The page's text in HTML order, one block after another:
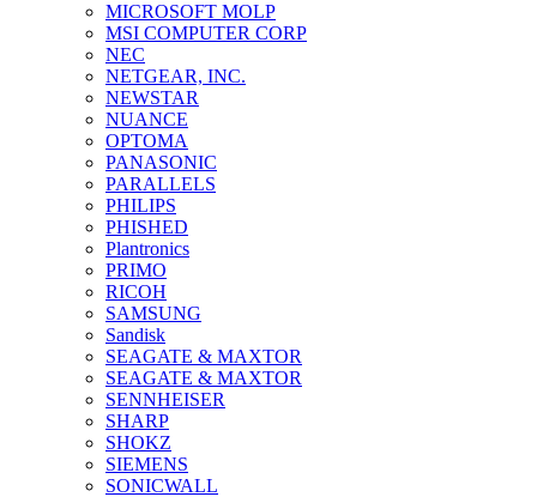
MICROSOFT MOLP
MSI COMPUTER CORP
NEC
NETGEAR, INC.
NEWSTAR
NUANCE
OPTOMA
PANASONIC
PARALLELS
PHILIPS
PHISHED
Plantronics
PRIMO
RICOH
SAMSUNG
Sandisk
SEAGATE & MAXTOR
SEAGATE & MAXTOR
SENNHEISER
SHARP
SHOKZ
SIEMENS
SONICWALL